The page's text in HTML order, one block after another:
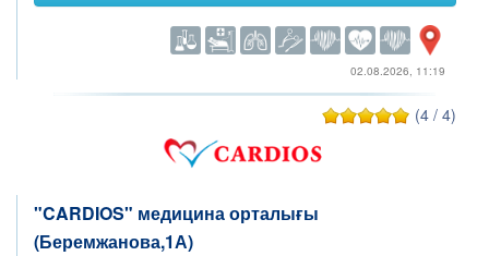
02.08.2026, 11:19
(4 / 4)
"CARDIOS" медицина орталығы
(Беремжанова,1А)